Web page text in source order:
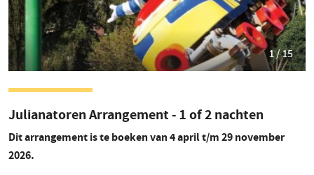
1 / 15
Julianatoren Arrangement - 1 of 2 nachten
Dit arrangement is te boeken van 4 april t/m 29 november
2026.